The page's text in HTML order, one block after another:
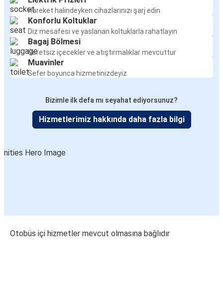
Hareket halindeyken cihazlarınızı şarj edin
Konforlu Koltuklar
Diz mesafesi ve yaslanan koltuklarla rahatlayın
Bagaj Bölmesi
Ücretsiz içecekler ve atıştırmalıklar mevcuttur
Muavinler
Sefer boyunca hizmetinizdeyiz
Bizimle ilk defa mı seyahat ediyorsunuz?
Hizmetlerimiz hakkında daha fazla bilgi
Otobüs içi hizmetler mevcut olmasına bağlıdır